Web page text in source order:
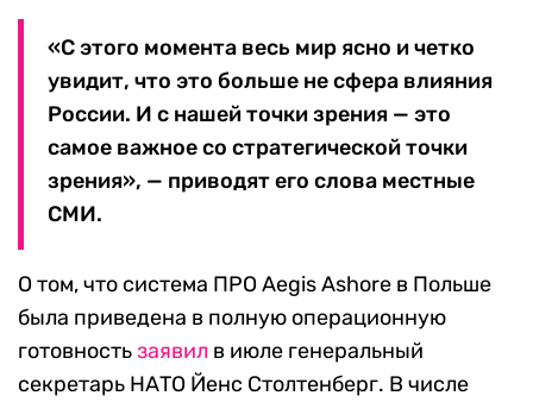
«С этого момента весь мир ясно и четко
увидит, что это больше не сфера влияния
России. И с нашей точки зрения — это
самое важное со стратегической точки
зрения», — приводят его слова местные
СМИ.
О том, что система ПРО Aegis Ashore в Польше
была приведена в полную операционную
готовностьзаявил в июле генеральный
секретарь НАТО Йенс Столтенберг. В числе